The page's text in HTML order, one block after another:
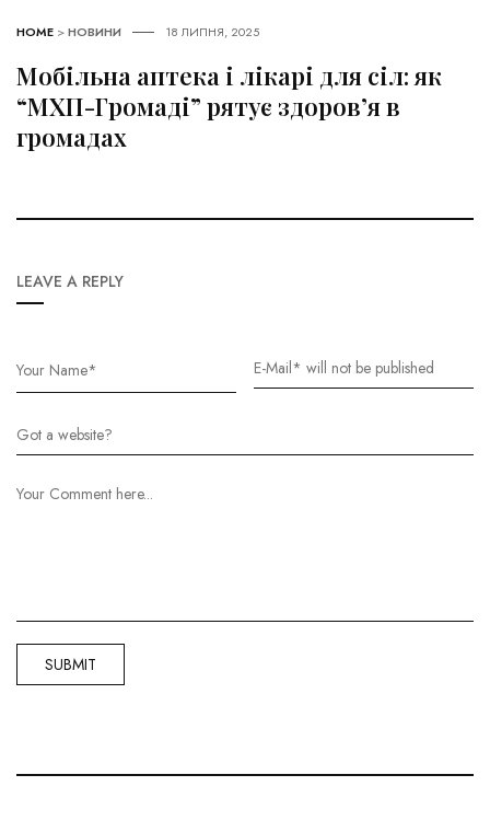
HOME >НОВИНИ 18 ЛИПНЯ, 2025
Мобільна аптека і лікарі для сіл: як
“МХП-Громаді” рятує здоров’я в
громадах
LEAVE A REPLY